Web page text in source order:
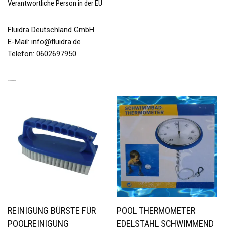
Verantwortliche Person in der EU
Fluidra Deutschland GmbH
E-Mail: info@fluidra.de
Telefon: 0602697950
REINIGUNG BÜRSTE FÜR
POOLREINIGUNG
POOL THERMOMETER
EDELSTAHL SCHWIMMEND